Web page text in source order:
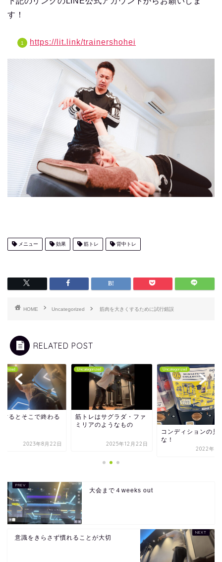
す！
https://lit.link/trainershohei
メニュー 効果 筋トレ 背中トレ
HOME Uncategorized 筋肉を大きくするために試行錯誤
RELATED POST
するとそこで終わる
2023年8月22日
Uncategorized
筋トレはサグラダ・ファ
ミリアのようなもの
2025年12月22日
Uncategorized
コンディションの見
な！
2022年1
大会まで４weeks out
意識をきらさず慣れることが大切